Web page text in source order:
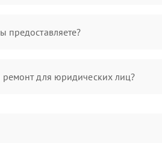
предоставляете?
для юридических лиц?